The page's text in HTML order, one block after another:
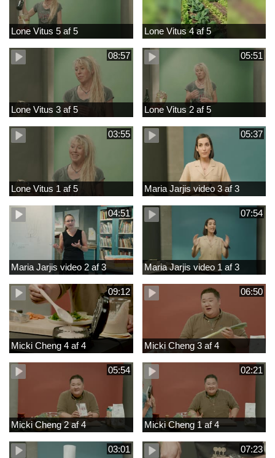
Lone Vitus 5 af 5 Lone Vitus 4 af 5
08:57
Lone Vitus 3 af 5
05:51
Lone Vitus 2 af 5
03:55
Lone Vitus 1 af 5
05:37
Maria Jarjis video 3 af 3
04:51
Maria Jarjis video 2 af 3
07:54
Maria Jarjis video 1 af 3
09:12
Micki Cheng 4 af 4
06:50
Micki Cheng 3 af 4
05:54
Micki Cheng 2 af 4
02:21
Micki Cheng 1 af 4
03:01 07:23